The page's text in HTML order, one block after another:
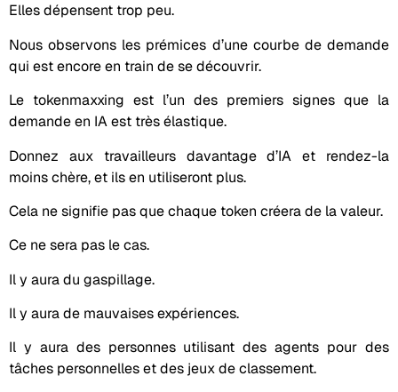
Elles dépensent trop peu.
Nous observons les prémices d’une courbe de demande
qui est encore en train de se découvrir.
Le tokenmaxxing est l’un des premiers signes que la
demande en IA est très élastique.
Donnez aux travailleurs davantage d’IA et rendez-la
moins chère, et ils en utiliseront plus.
Cela ne signifie pas que chaque token créera de la valeur.
Ce ne sera pas le cas.
Il y aura du gaspillage.
Il y aura de mauvaises expériences.
Il y aura des personnes utilisant des agents pour des
tâches personnelles et des jeux de classement.